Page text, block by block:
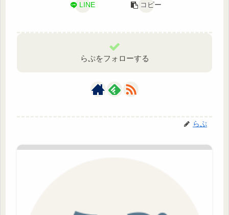
LINE コピー
らぷをフォローする
らぷ